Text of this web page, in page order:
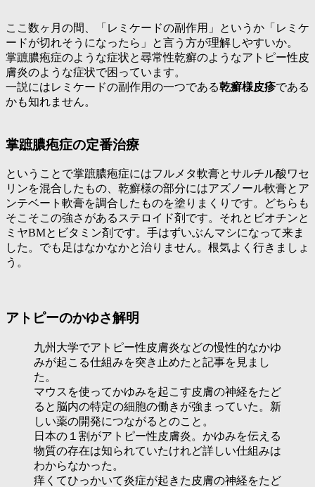
ここ数ヶ月の間、「レミケードの副作用」というか「レミケ
ードが切れそうになったら」と言う方が理解しやすいか。
掌蹠膿疱症のような症状と尋常性乾癬のようなアトピー性皮
膚炎のような症状で困っています。
一説にはレミケードの副作用の一つである乾癬様皮疹である
かも知れません。
掌蹠膿疱症の定番治療
ということで掌蹠膿疱症にはフルメタ軟膏とサルチル酸ワセ
リンを混合したもの、乾癬様の部分にはアズノール軟膏とア
ンテベート軟膏を調合したものを塗りまくりです。どちらも
そこそこの強さがあるステロイド剤です。それとビオチンと
ミヤBMとビタミン剤です。手はずいぶんマシになって来ま
した。でも足はなかなかと治りません。根気よく行きましょ
う。
アトピーのかゆさ解明
九州大学でアトピー性皮膚炎などの慢性的なかゆ
みが起こる仕組みを突き止めた と記事を見まし
た。
マウスを使ってかゆみを起こす皮膚の神経をたど
ると脳内の特定の細胞の働きが強まっていた。新
しい薬の開発につながるとのこと。
日本の１割がアトピー性皮膚炎。かゆみを伝える
物質の存在は知られていたけれど詳しい仕組みは
わからなかった。
痒くてひっかいて炎症が起きた皮膚の神経をたど